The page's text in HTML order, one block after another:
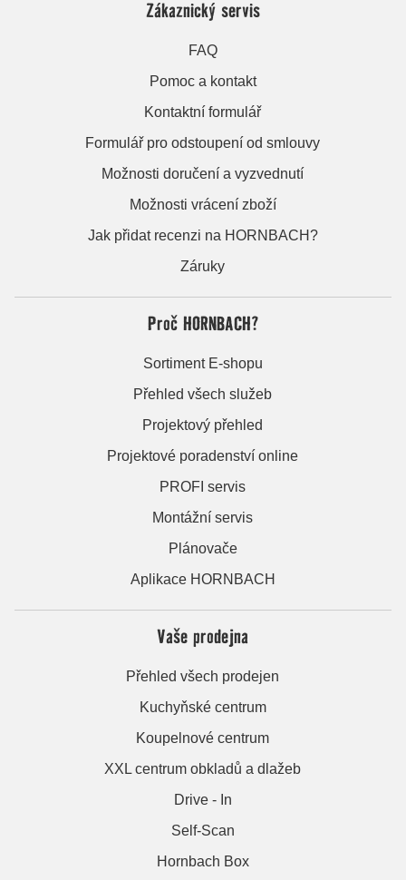
Zákaznický servis
FAQ
Pomoc a kontakt
Kontaktní formulář
Formulář pro odstoupení od smlouvy
Možnosti doručení a vyzvednutí
Možnosti vrácení zboží
Jak přidat recenzi na HORNBACH?
Záruky
Proč HORNBACH?
Sortiment E-shopu
Přehled všech služeb
Projektový přehled
Projektové poradenství online
PROFI servis
Montážní servis
Plánovače
Aplikace HORNBACH
Vaše prodejna
Přehled všech prodejen
Kuchyňské centrum
Koupelnové centrum
XXL centrum obkladů a dlažeb
Drive - In
Self-Scan
Hornbach Box